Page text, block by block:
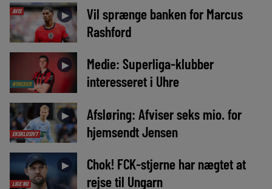
AVIS ►
Vil sprænge banken for Marcus
Rashford
NYHEDER
►
Medie: Superliga-klubber
interesseret i Uhre
EKSKLUSIVT
►
Afsløring: Afviser seks mio. for
hjemsendt Jensen
LIGE NU
►
Chok! FCK-stjerne har nægtet at
rejse til Ungarn